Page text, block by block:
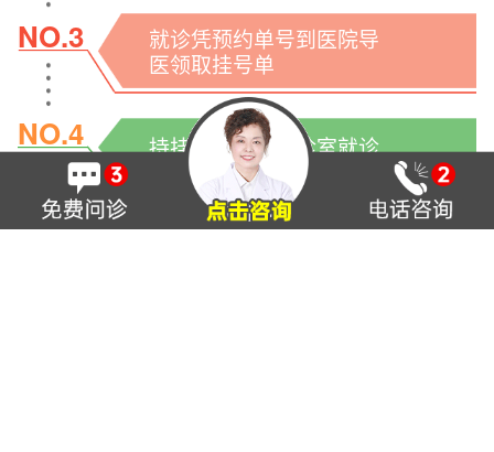
NO.3
就诊凭预约单号到医院导
医领取挂号单
NO.4 持挂号单到医生诊室就诊